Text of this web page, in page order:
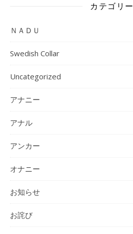
カテゴリー
ＮＡＤＵ
Swedish Collar
Uncategorized
アナニー
アナル
アンカー
オナニー
お知らせ
お詫び